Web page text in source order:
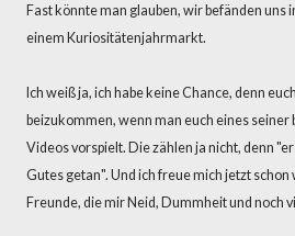
Fast könnte man glauben, wir befänden
einem Kuriositätenjahrmarkt.
Ich weiß ja, ich habe keine Chance, denn
beizukommen, wenn man euch eines
Videos vorspielt. Die zählen ja nicht, denn "er
Gutes getan". Und ich freue mich jetzt
Freunde, die mir Neid, Dummheit und noch